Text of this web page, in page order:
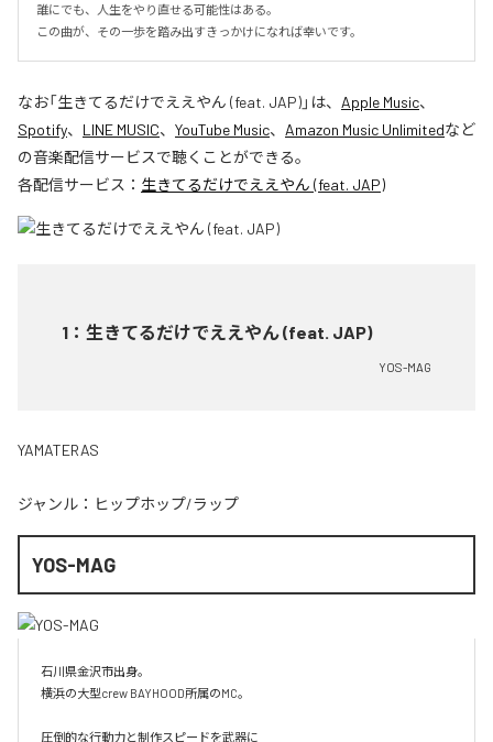
誰にでも、人生をやり直せる可能性はある。
この曲が、その一歩を踏み出すきっかけになれば幸いです。
なお「生きてるだけでええやん (feat. JAP)」は、 Apple Music、
Spotify、 LINE MUSIC、 YouTube Music、 Amazon Music Unlimitedなど
の音楽配信サービスで聴くことができる。
各配信サービス： 生きてるだけでええやん (feat. JAP)
1 ： 生きてるだけでええやん (feat. JAP)
YOS-MAG
YAMATERAS
ジャンル： ヒップホップ/ラップ
YOS-MAG
石川県金沢市出身。
横浜の大型crew BAYHOOD所属のMC。
圧倒的な行動力と制作スピードを武器に